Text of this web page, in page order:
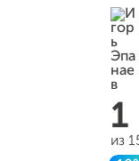
1
из